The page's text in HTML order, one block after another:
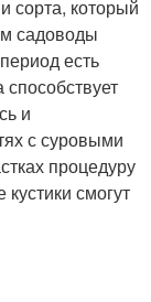
сорта, который
садоводы
есть
и
с суровыми
процедуру
смогут